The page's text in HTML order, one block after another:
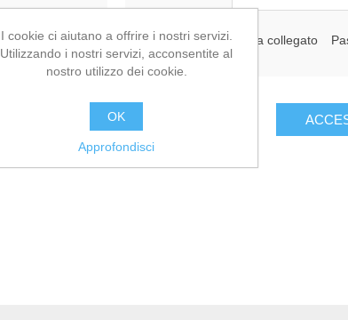
Resta collegato
I cookie ci aiutano a offrire i nostri servizi.
Utilizzando i nostri servizi, acconsentite al
nostro utilizzo dei cookie.
OK
Approfondisci